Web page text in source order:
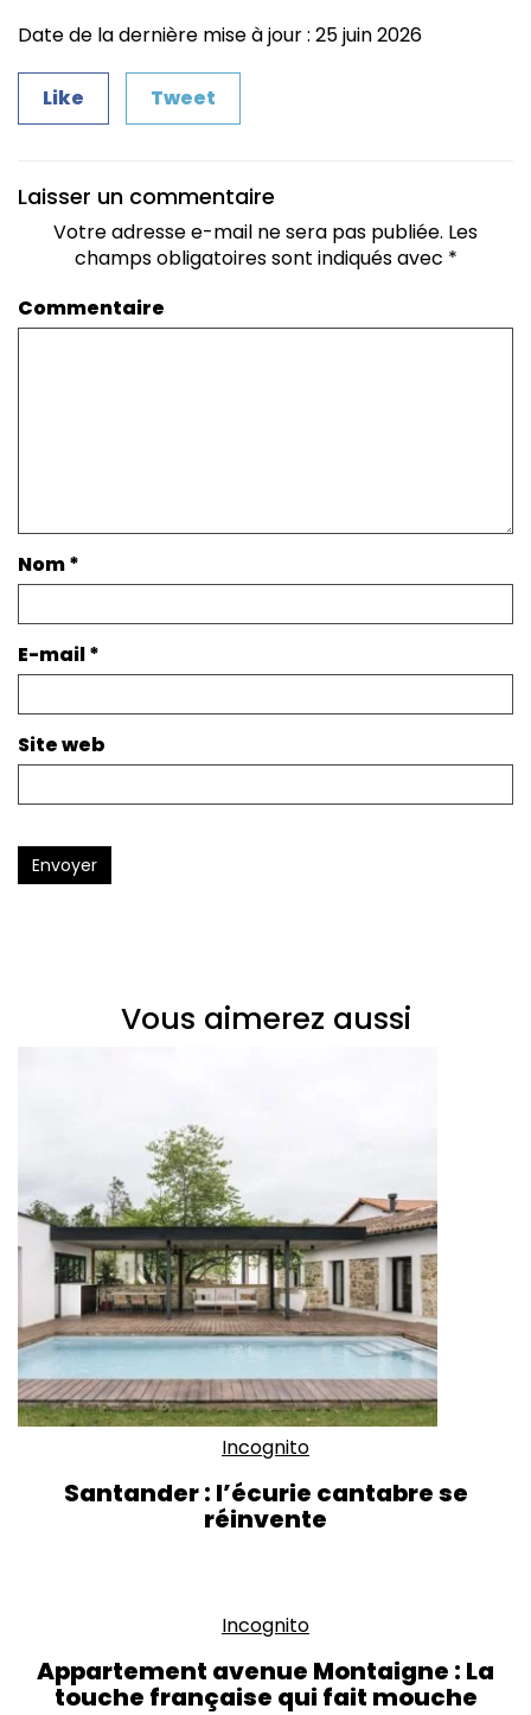
Date de la dernière mise à jour : 25 juin 2026
Like Tweet
Laisser un commentaire
Votre adresse e-mail ne sera pas publiée. Les
champs obligatoires sont indiqués avec *
Commentaire
Nom*
E-mail*
Site web
Envoyer
Vous aimerez aussi
Incognito
Santander : l’écurie cantabre se
réinvente
Incognito
Appartement avenue Montaigne : La
touche française qui fait mouche